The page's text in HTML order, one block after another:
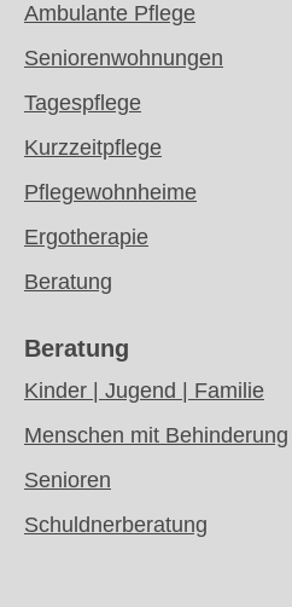
Ambulante Pflege
Seniorenwohnungen
Tagespflege
Kurzzeitpflege
Pflegewohnheime
Ergotherapie
Beratung
Beratung
Kinder | Jugend | Familie
Menschen mit Behinderung
Senioren
Schuldnerberatung